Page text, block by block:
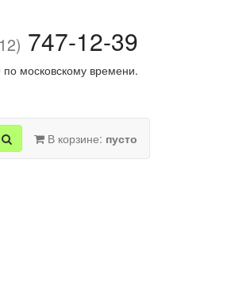
747-12-39
московскому времени.
В корзине: пусто